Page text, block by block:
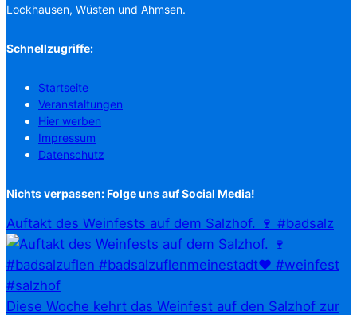
Lockhausen, Wüsten und Ahmsen.
Schnellzugriffe:
Startseite
Veranstaltungen
Hier werben
Impressum
Datenschutz
Nichts verpassen: Folge uns auf Social Media!
Auftakt des Weinfests auf dem Salzhof. 🍷 #badsalz
Diese Woche kehrt das Weinfest auf den Salzhof zur